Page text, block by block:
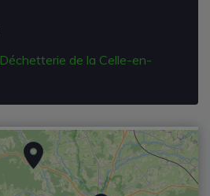
Déchetterie de la Celle-en-